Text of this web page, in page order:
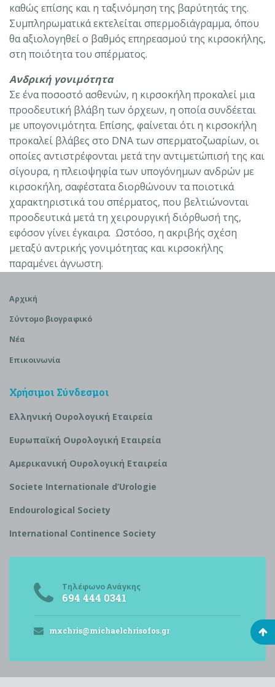
καθώς επίσης και η ταξινόμηση της βαρύτητάς της.
Συμπληρωματικά εκτελείται σπερμοδιάγραμμα, όπου
θα αξιολογηθεί ο βαθμός επηρεασμού της κιρσοκήλης,
στη ποιότητα του σπέρματος.
Ανδρική γονιμότητα
Σε ένα ποσοστό ασθενών, η κιρσοκήλη προκαλεί μια
προοδευτική βλάβη των όρχεων, η οποία συνδέεται
με υπογονιμότητα. Επίσης, φαίνεται ότι η κιρσοκήλη
προκαλεί βλάβες στο DNA των σπερματοζωαρίων, οι
οποίες αντιστρέφονται μετά την αντιμετώπισή της και
σίγουρα, η πλειοψηφία των υπογόνημων ανδρών με
κιρσοκήλη, σαφέστατα διορθώνουν τα ποιοτικά
χαρακτηριστικά του σπέρματος, που βελτιώνονται
προοδευτικά μετά τη χειρουργική διόρθωσή της,
εφόσον γίνει έγκαιρα. Ωστόσο, η ακριβής σχέση
μεταξύ αντρικής γονιμότητας και κιρσοκήλης
παραμένει άγνωστη.
Αρχική
Σύντομο βιογραφικό
Νέα
Επικοινωνία
Χρήσιμοι Σύνδεσμοι
Ελληνική Ουρολογική Εταιρεία
Ευρωπαϊκή Ουρολογική Εταιρεία
Αμερικανική Ουρολογική Εταιρεία
Societe Internationale d’Urologie
Endourological Society
International Continence Society
Τηλέφωνο Ανάγκης
694 444 0341
mxchris@michaelchrisofos.gr